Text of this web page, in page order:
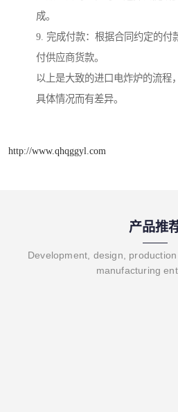
成。
9. 完成付款：根据合同约定的付
付供应商货款。
以上是大致的进口电炸炉的流程
具体情况而有差异。
http://www.qhqggyl.com
产品推
Development, design,
manufacturing